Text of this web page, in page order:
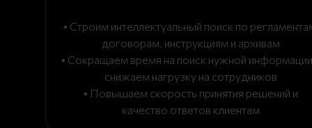
• Строим интеллектуальный поиск по
договорам, инструкциям и архивам
• Сокращаем время на поиск нужной
снижаем нагрузку на сотрудников
• Повышаем скорость принятия решений и
качество ответов клиентам